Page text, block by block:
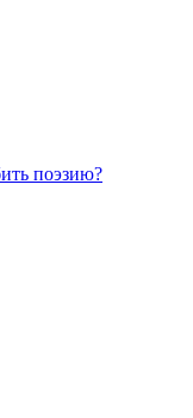
поэзию?